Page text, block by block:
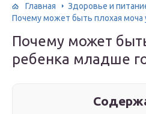
Главная
Здоровье и
Почему может быть плохая моча
Почему может
ребенка младше